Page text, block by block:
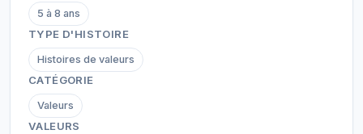
5 à 8 ans
TYPE D'HISTOIRE
Histoires de valeurs
CATÉGORIE
Valeurs
VALEURS